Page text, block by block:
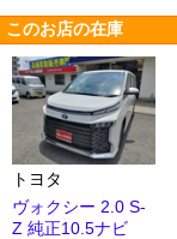
このお店の在庫
トヨタ
ヴォクシー 2.0 S-
Z 純正10.5ナビ